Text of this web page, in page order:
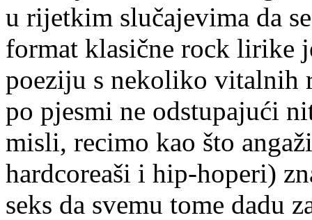
u rijetkim slučajevima da
format klasične rock lirike
poeziju s nekoliko vitalnih
po pjesmi ne odstupajući
misli, recimo kao što
hardcoreaši i hip-hoperi)
seks da svemu tome dadu